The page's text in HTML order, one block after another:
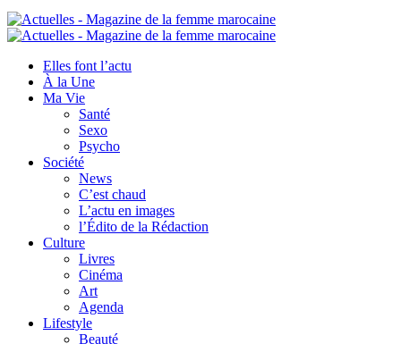
Elles font l’actu
À la Une
Ma Vie
Santé
Sexo
Psycho
Société
News
C’est chaud
L’actu en images
l’Édito de la Rédaction
Culture
Livres
Cinéma
Art
Agenda
Lifestyle
Beauté